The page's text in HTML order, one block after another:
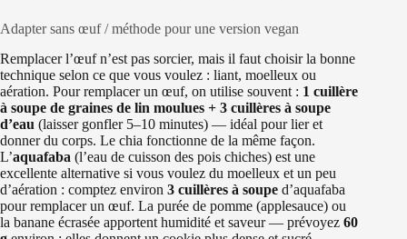
Adapter sans œuf / méthode pour une version vegan
Remplacer l’œuf n’est pas sorcier, mais il faut choisir la bonne
technique selon ce que vous voulez : liant, moelleux ou
aération. Pour remplacer un œuf, on utilise souvent : 1 cuillère
à soupe de graines de lin moulues + 3 cuillères à soupe
d’eau (laisser gonfler 5–10 minutes) — idéal pour lier et
donner du corps. Le chia fonctionne de la même façon.
L’aquafaba (l’eau de cuisson des pois chiches) est une
excellente alternative si vous voulez du moelleux et un peu
d’aération : comptez environ 3 cuillères à soupe d’aquafaba
pour remplacer un œuf. La purée de pomme (applesauce) ou
la banane écrasée apportent humidité et saveur — prévoyez 60